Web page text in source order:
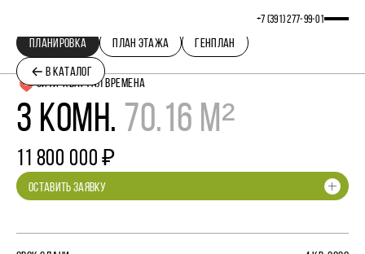
+7 (391) 277‒99‒01
В КАТАЛОГ
ПЛАНИРОВКА ПЛАН ЭТАЖА ГЕНПЛАН
СИТИ-КВАРТАЛ ВРЕМЕНА
3 КОМН. 70.16 М²
11 800 000 ₽
ОСТАВИТЬ ЗАЯВКУ